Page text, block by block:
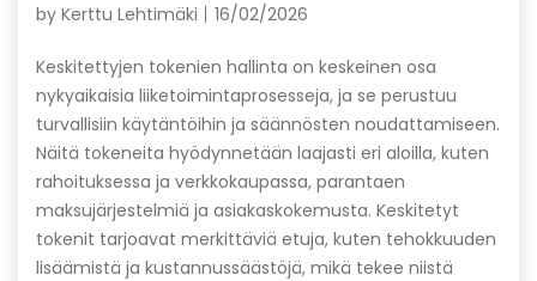
by Kerttu Lehtimäki 16/02/2026
Keskitettyjen tokenien hallinta on keskeinen osa
nykyaikaisia liiketoimintaprosesseja, ja se perustuu
turvallisiin käytäntöihin ja säännösten noudattamiseen.
Näitä tokeneita hyödynnetään laajasti eri aloilla, kuten
rahoituksessa ja verkkokaupassa, parantaen
maksujärjestelmiä ja asiakaskokemusta. Keskitetyt
tokenit tarjoavat merkittäviä etuja, kuten tehokkuuden
lisäämistä ja kustannussäästöjä, mikä tekee niistä